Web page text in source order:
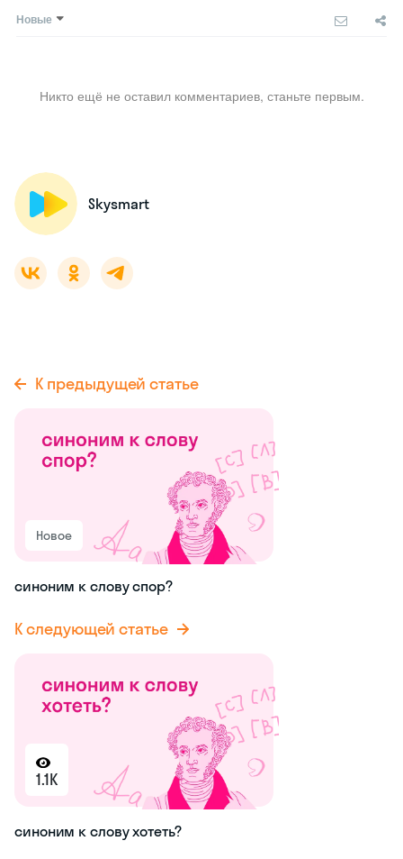
Новые
Никто ещё не оставил комментариев, станьте первым.
Skysmart
К предыдущей статье
Новое
синоним к слову спор?
К следующей статье
1.1K
синоним к слову хотеть?